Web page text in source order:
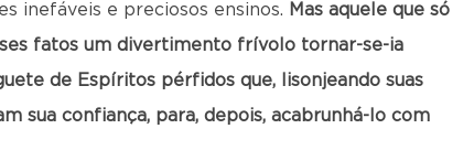
inefáveis e preciosos ensinos. Mas aquele que só
fatos um divertimento frívolo tornar-se-ia
de Espíritos pérfidos que, lisonjeando suas
sua confiança, para, depois, acabrunhá-lo com